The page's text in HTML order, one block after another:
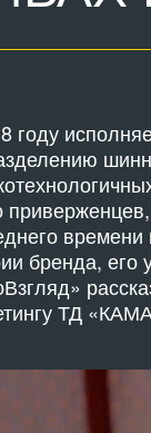
году
бренда, его
ТД